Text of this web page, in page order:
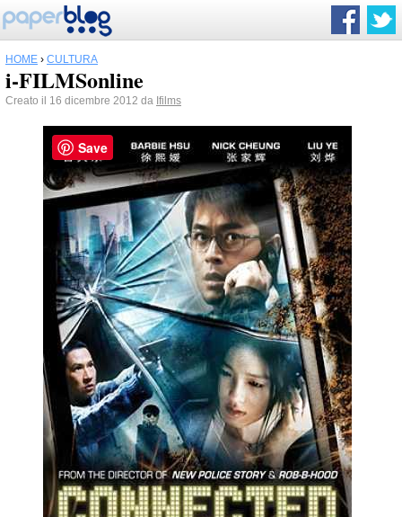
HOME › CULTURA
i-FILMSonline
Creato il 16 dicembre 2012 da Ifilms
Save